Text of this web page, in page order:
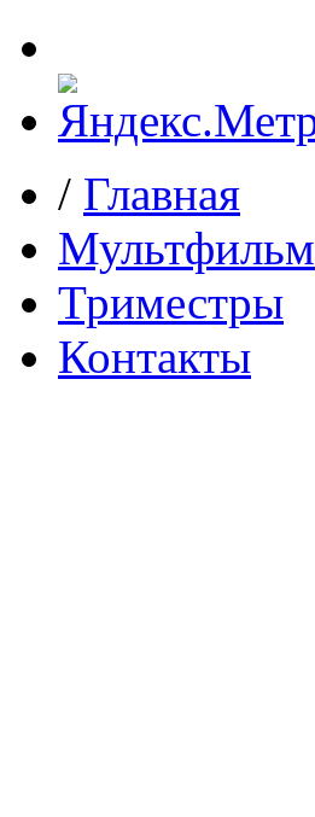
/ Главная
Мультфильм
Триместры
Контакты